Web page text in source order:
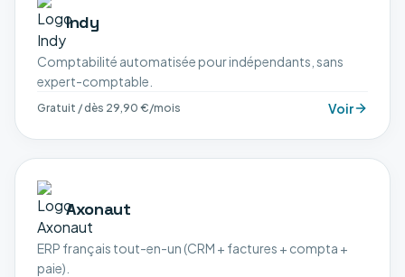
Indy
Comptabilité automatisée pour indépendants, sans
expert-comptable.
Gratuit / dès 29,90 €/mois Voir
Axonaut
ERP français tout-en-un (CRM + factures + compta +
paie).